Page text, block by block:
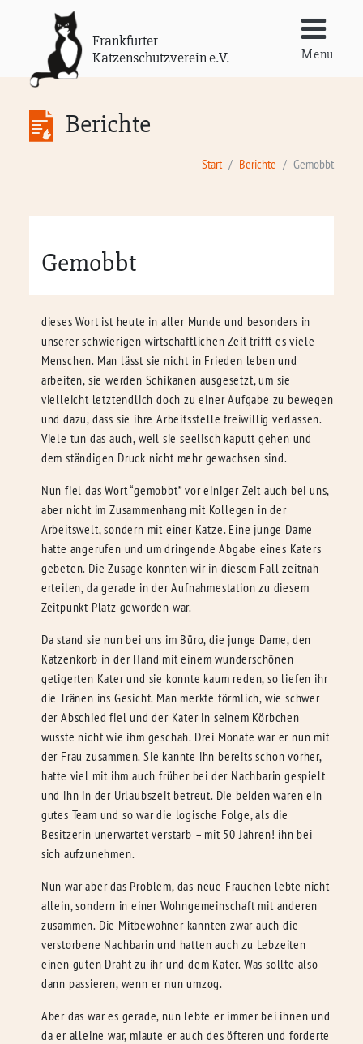
Frankfurter
Katzenschutzverein e.V.
Menu
Berichte
Start Berichte Gemobbt
Gemobbt
dieses Wort ist heute in aller Munde und besonders in
unserer schwierigen wirtschaftlichen Zeit trifft es viele
Menschen. Man lässt sie nicht in Frieden leben und
arbeiten, sie werden Schikanen ausgesetzt, um sie
vielleicht letztendlich doch zu einer Aufgabe zu bewegen
und dazu, dass sie ihre Arbeitsstelle freiwillig verlassen.
Viele tun das auch, weil sie seelisch kaputt gehen und
dem ständigen Druck nicht mehr gewachsen sind.
Nun fiel das Wort “gemobbt” vor einiger Zeit auch bei uns,
aber nicht im Zusammenhang mit Kollegen in der
Arbeitswelt, sondern mit einer Katze. Eine junge Dame
hatte angerufen und um dringende Abgabe eines Katers
gebeten. Die Zusage konnten wir in diesem Fall zeitnah
erteilen, da gerade in der Aufnahmestation zu diesem
Zeitpunkt Platz geworden war.
Da stand sie nun bei uns im Büro, die junge Dame, den
Katzenkorb in der Hand mit einem wunderschönen
getigerten Kater und sie konnte kaum reden, so liefen ihr
die Tränen ins Gesicht. Man merkte förmlich, wie schwer
der Abschied fiel und der Kater in seinem Körbchen
wusste nicht wie ihm geschah. Drei Monate war er nun mit
der Frau zusammen. Sie kannte ihn bereits schon vorher,
hatte viel mit ihm auch früher bei der Nachbarin gespielt
und ihn in der Urlaubszeit betreut. Die beiden waren ein
gutes Team und so war die logische Folge, als die
Besitzerin unerwartet verstarb – mit 50 Jahren! ihn bei
sich aufzunehmen.
Nun war aber das Problem, das neue Frauchen lebte nicht
allein, sondern in einer Wohngemeinschaft mit anderen
zusammen. Die Mitbewohner kannten zwar auch die
verstorbene Nachbarin und hatten auch zu Lebzeiten
einen guten Draht zu ihr und dem Kater. Was sollte also
dann passieren, wenn er nun umzog.
Aber das war es gerade, nun lebte er immer bei ihnen und
da er alleine war, miaute er auch des öfteren und forderte